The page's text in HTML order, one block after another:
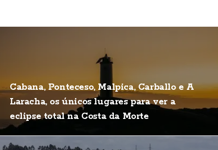
Cabana, Ponteceso, Malpica, Carballo e A
Laracha, os únicos lugares para ver a
eclipse total na Costa da Morte